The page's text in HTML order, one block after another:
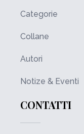
Categorie
Collane
Autori
Notize & Eventi
CONTATTI